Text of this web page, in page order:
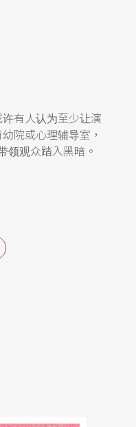
有人认为至少让演
院或心理辅导室，
领观众踏入黑暗。